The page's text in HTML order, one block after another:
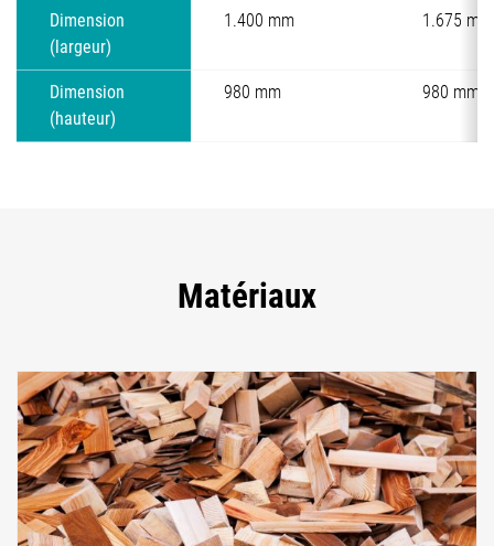
Dimension
(largeur)
1.400 mm 1.675 mm
Dimension
(hauteur)
980 mm 980 mm
Matériaux